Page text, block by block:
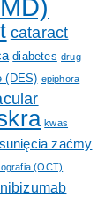
cataract
diabetes drug
(DES) epiphora
kwas
zaćmy
(OCT)